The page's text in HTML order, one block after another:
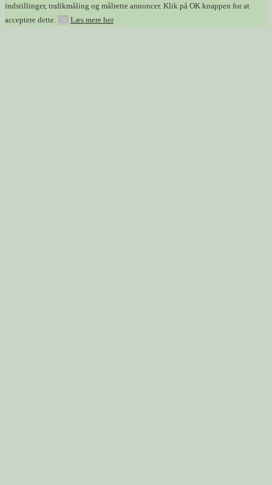
indstillinger, trafikmåling og målrette annoncer. Klik på OK knappen for at
acceptere dette. OK Læs mere her